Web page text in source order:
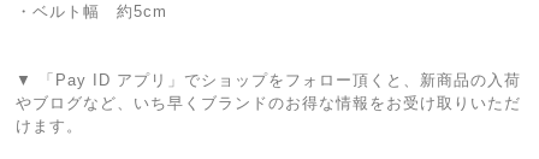
・ベルト幅 約5cm
▼ 「Pay ID アプリ」でショップをフォロー頂くと、新商品の入荷
やブログなど、いち早くブランドのお得な情報をお受け取りいただ
けます。